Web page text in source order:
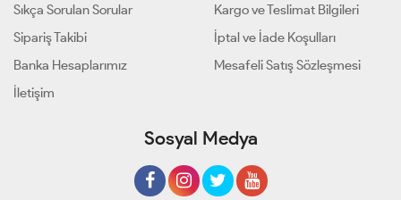
Sıkça Sorulan Sorular
Sipariş Takibi
Banka Hesaplarımız
İletişim
Kargo ve Teslimat Bilgileri
İptal ve İade Koşulları
Mesafeli Satış Sözleşmesi
Sosyal Medya